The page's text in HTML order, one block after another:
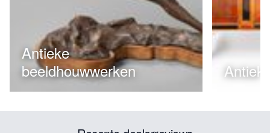
Antieke
beeldhouwwerken